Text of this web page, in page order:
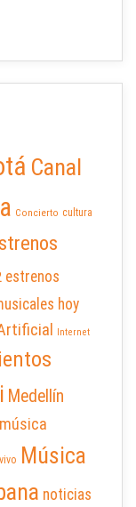
Canal
Concierto cultura
estrenos
hoy
Internet
Medellín
música
Música
noticias